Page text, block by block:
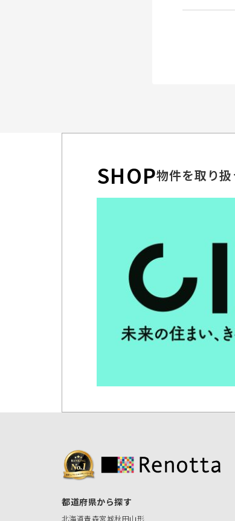
SHOP物件を取り
都道府県から探す
北海道青森宮城秋田山形